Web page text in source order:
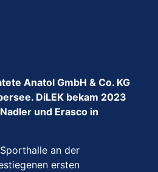
Anatol GmbH & Co. KG
DiLEK bekam 2023
und Erasco in
an der
ersten